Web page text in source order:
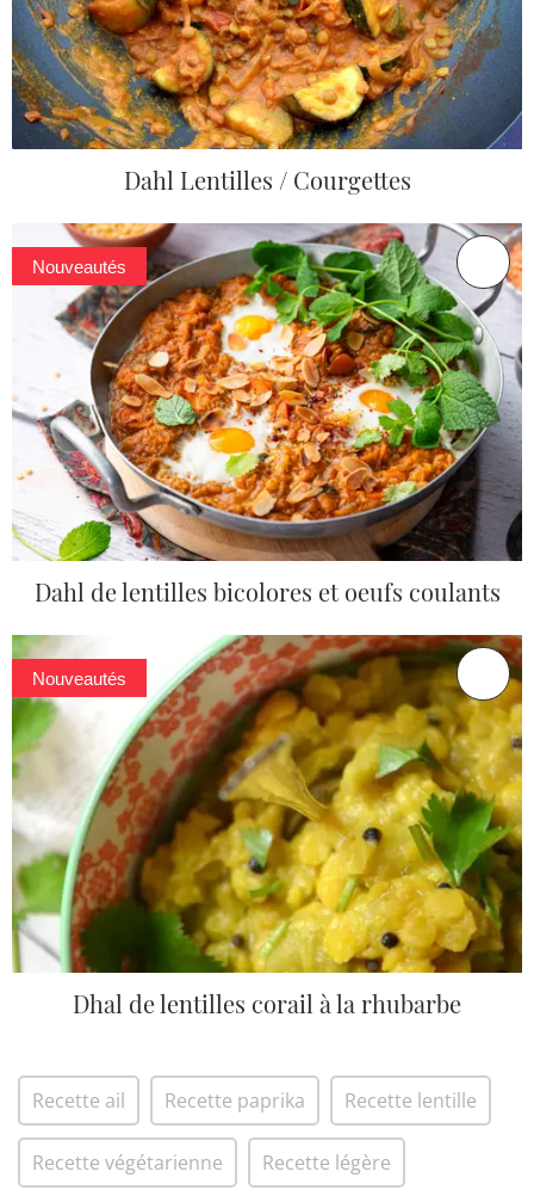
Dahl Lentilles / Courgettes
Nouveautés
Dahl de lentilles bicolores et oeufs coulants
Nouveautés
Dhal de lentilles corail à la rhubarbe
Recette ail Recette paprika Recette lentille
Recette végétarienne Recette légère